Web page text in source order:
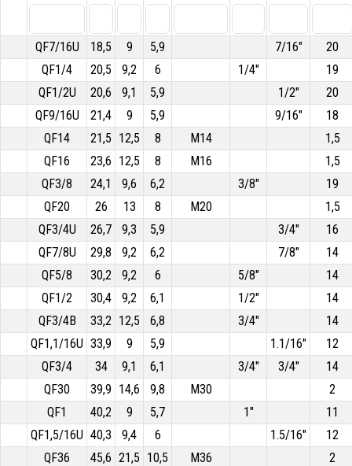
QF7/16U 18,5 9 5,9 7/16"
20
QF1/4
20,5 9,2 6 1/4"
19
QF1/2U
20,6 9,1 5,9 1/2"
20
QF9/16U
21,4 9 5,9 9/16"
18
QF14
21,5 12,5 8 M14
1,5
QF16
23,6 12,5 8 M16
1,5
QF3/8
24,1 9,6 6,2 3/8"
19
QF20
26 13 8 M20
1,5
QF3/4U
26,7 9,3 5,9 3/4"
16
QF7/8U
29,8 9,2 6,2 7/8"
14
QF5/8
30,2 9,2 6 5/8"
14
QF1/2
30,4 9,2 6,1 1/2"
14
QF3/4B
33,2 12,5 6,8 3/4"
14
QF1,1/16U 33,9 9 5,9 1.1/16"
12
QF3/4
34 9,1 6,1 3/4" 3/4"
14
QF30
39,9 14,6 9,8 M30
2
QF1
40,2 9 5,7 1"
11
QF1,5/16U 40,3 9,4 6 1.5/16"
12
QF36
45,6 21,5 10,5 M36
2